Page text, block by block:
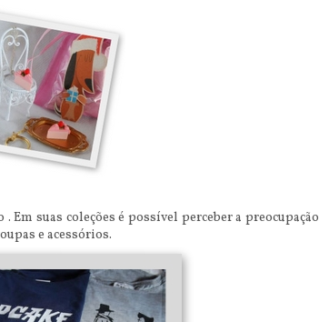
suas coleções é possível perceber a preocupação
e acessórios.